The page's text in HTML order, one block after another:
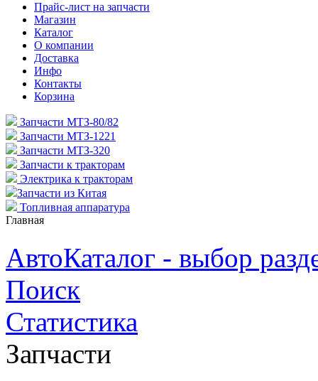
Прайс-лист на запчасти
Магазин
Каталог
О компании
Доставка
Инфо
Контакты
Корзина
Запчасти МТЗ-80/82
Запчасти МТЗ-1221
Запчасти МТЗ-320
Запчасти к тракторам
Электрика к тракторам
Запчасти из Китая
Топливная аппаратура
Главная
АвтоКаталог - выбор
Поиск
Статистика
Запчасти